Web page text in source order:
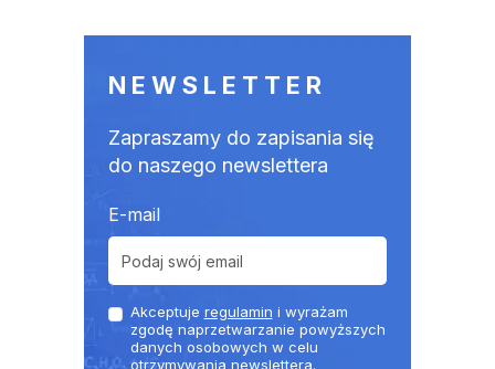
NEWSLETTER
Zapraszamy do zapisania się
do naszego newslettera
E-mail
Akceptuje regulamin i wyrażam
zgodę naprzetwarzanie powyższych
danych osobowych w celu
otrzymywania newslettera.